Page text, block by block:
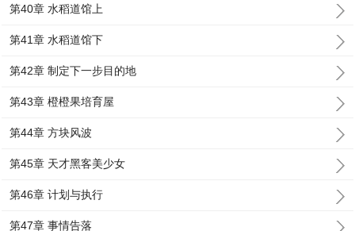
第40章 水稻道馆上
第41章 水稻道馆下
第42章 制定下一步目的地
第43章 橙橙果培育屋
第44章 方块风波
第45章 天才黑客美少女
第46章 计划与执行
第47章 事情告落